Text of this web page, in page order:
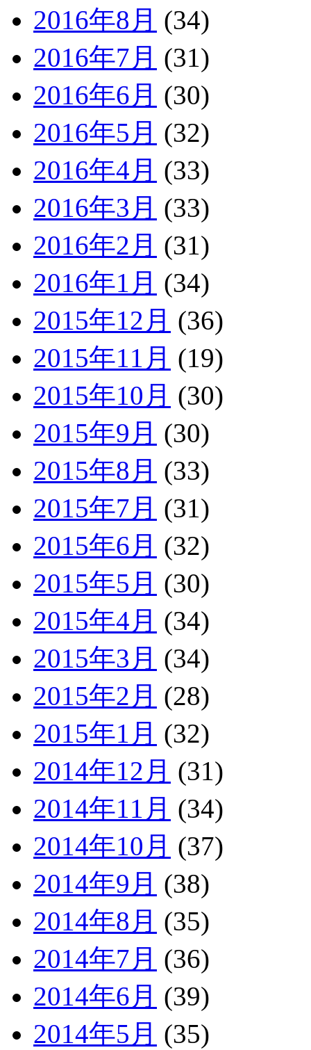
2016年8月 (34)
2016年7月 (31)
2016年6月 (30)
2016年5月 (32)
2016年4月 (33)
2016年3月 (33)
2016年2月 (31)
2016年1月 (34)
2015年12月 (36)
2015年11月 (19)
2015年10月 (30)
2015年9月 (30)
2015年8月 (33)
2015年7月 (31)
2015年6月 (32)
2015年5月 (30)
2015年4月 (34)
2015年3月 (34)
2015年2月 (28)
2015年1月 (32)
2014年12月 (31)
2014年11月 (34)
2014年10月 (37)
2014年9月 (38)
2014年8月 (35)
2014年7月 (36)
2014年6月 (39)
2014年5月 (35)